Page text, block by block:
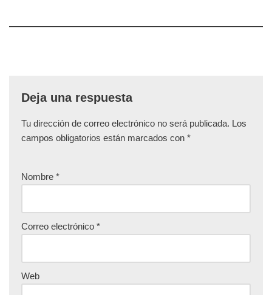
Deja una respuesta
Tu dirección de correo electrónico no será publicada. Los
campos obligatorios están marcados con *
Nombre *
Correo electrónico *
Web